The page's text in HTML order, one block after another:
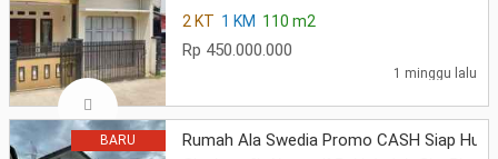
2 KT 1 KM 110 m2
Rp 450.000.000
1 minggu lalu
BARU Rumah Ala Swedia Promo CASH Siap